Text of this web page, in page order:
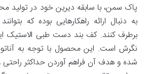
پاک سمن، با سابقه دیرین خود در تولید
به دنبال ارائه راهکارهایی بوده که
برطرف کنند. کف بند دست طبی الاستیک
نگرش است. این محصول با توجه به
شده و هدف آن فراهم آوردن حداکثر راحتی